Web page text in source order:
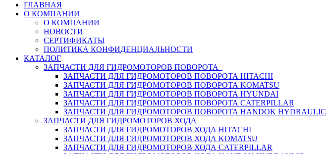
ГЛАВНАЯ
О КОМПАНИИ
О КОМПАНИИ
НОВОСТИ
СЕРТИФИКАТЫ
ПОЛИТИКА КОНФИДЕНЦИАЛЬНОСТИ
КАТАЛОГ
ЗАПЧАСТИ ДЛЯ ГИДРОМОТОРОВ ПОВОРОТА
ЗАПЧАСТИ ДЛЯ ГИДРОМОТОРОВ ПОВОРОТА HITACHI
ЗАПЧАСТИ ДЛЯ ГИДРОМОТОРОВ ПОВОРОТА KOMATSU
ЗАПЧАСТИ ДЛЯ ГИДРОМОТОРОВ ПОВОРОТА HYUNDAI
ЗАПЧАСТИ ДЛЯ ГИДРОМОТОРОВ ПОВОРОТА CATERPILLAR
ЗАПЧАСТИ ДЛЯ ГИДРОМОТОРОВ ПОВОРОТА HANDOK HYDRAULIC
ЗАПЧАСТИ ДЛЯ ГИДРОМОТОРОВ ХОДА
ЗАПЧАСТИ ДЛЯ ГИДРОМОТОРОВ ХОДА HITACHI
ЗАПЧАСТИ ДЛЯ ГИДРОМОТОРОВ ХОДА KOMATSU
ЗАПЧАСТИ ДЛЯ ГИДРОМОТОРОВ ХОДА CATERPILLAR